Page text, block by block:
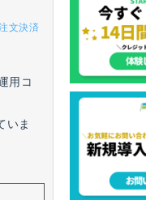
文決済
用コ
いま